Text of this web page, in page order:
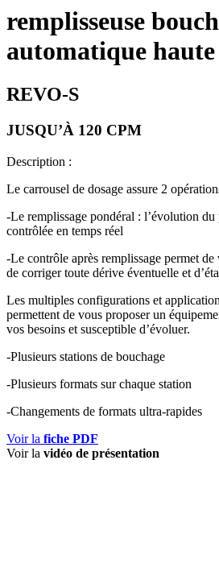
remplisseuse
automatique haute
REVO-S
JUSQU’À 120 CPM
Description :
Le carrousel de dosage assure 2
-Le remplissage pondéral : l’évolution du
contrôlée en temps réel
-Le contrôle après remplissage permet
de corriger toute dérive éventuelle et
Les multiples configurations et
permettent de vous proposer un
vos besoins et susceptible d’évoluer.
-Plusieurs stations de bouchage
-Plusieurs formats sur chaque station
-Changements de formats ultra-rapides
Voir la fiche PDF
Voir la vidéo de présentation